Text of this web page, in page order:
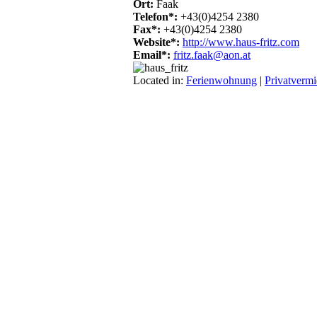
Ort: Faak
Telefon*: +43(0)4254 2380
Fax*: +43(0)4254 2380
Website*: http://www.haus-fritz.com
Email*: fritz.faak@aon.at
Located in: Ferienwohnung |